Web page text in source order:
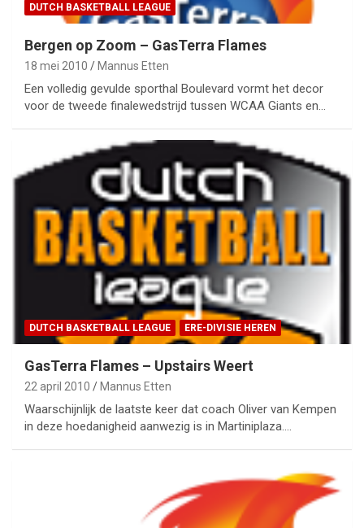
DUTCH BASKETBALL LEAGUE
Bergen op Zoom – GasTerra Flames
18 mei 2010 Mannus Etten
Een volledig gevulde sporthal Boulevard vormt het decor
voor de tweede finalewedstrijd tussen WCAA Giants en…
DUTCH BASKETBALL LEAGUE ERE-DIVISIE HEREN
GasTerra Flames – Upstairs Weert
22 april 2010 Mannus Etten
Waarschijnlijk de laatste keer dat coach Oliver van Kempen
in deze hoedanigheid aanwezig is in Martiniplaza.…